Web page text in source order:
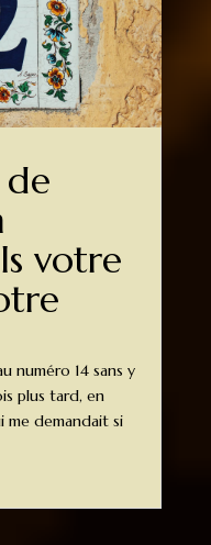
de
votre
numéro 14 sans y
plus tard, en
me demandait si